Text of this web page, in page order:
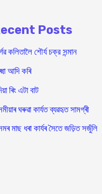
Posts
কলিতালৈ শৌর্য চক্র সন্মান
আদি কৰি
ৰিং এটা বাট
ঘৰুৱা কাৰ্যত ব্যৱহৃত সামগ্ৰী
মাছ ধৰা কাৰ্যৰ সৈতে জড়িত সজুঁলি